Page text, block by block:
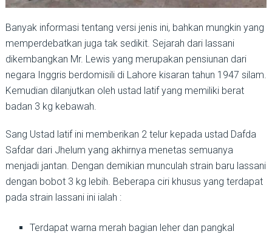
Banyak informasi tentang versi jenis ini, bahkan mungkin yang
memperdebatkan juga tak sedikit. Sejarah dari lassani
dikembangkan Mr. Lewis yang merupakan pensiunan dari
negara Inggris berdomisili di Lahore kisaran tahun 1947 silam.
Kemudian dilanjutkan oleh ustad latif yang memiliki berat
badan 3 kg kebawah.
Sang Ustad latif ini memberikan 2 telur kepada ustad Dafda
Safdar dari Jhelum yang akhirnya menetas semuanya
menjadi jantan. Dengan demikian munculah strain baru lassani
dengan bobot 3 kg lebih. Beberapa ciri khusus yang terdapat
pada strain lassani ini ialah :
Terdapat warna merah bagian leher dan pangkal